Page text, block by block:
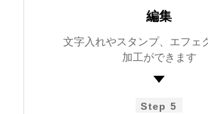
編集
文字入れやスタンプ、エフェ
加工ができます
Step 5